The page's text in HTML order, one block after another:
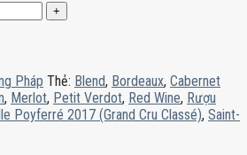
Pháp Thẻ: Blend, Bordeaux, Cabernet
, Merlot, Petit Verdot, Red Wine, Rượu
Poyferré 2017 (Grand Cru Classé), Saint-